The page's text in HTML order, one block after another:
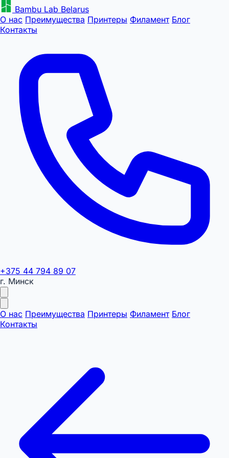
Bambu Lab Belarus
О нас Преимущества Принтеры Филамент Блог
Контакты
+375 44 794 89 07
г. Минск
О нас Преимущества Принтеры Филамент Блог
Контакты